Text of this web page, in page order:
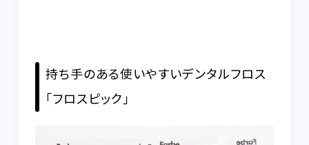
持ち手のある使いやすいデンタルフロス
「フロスピック」